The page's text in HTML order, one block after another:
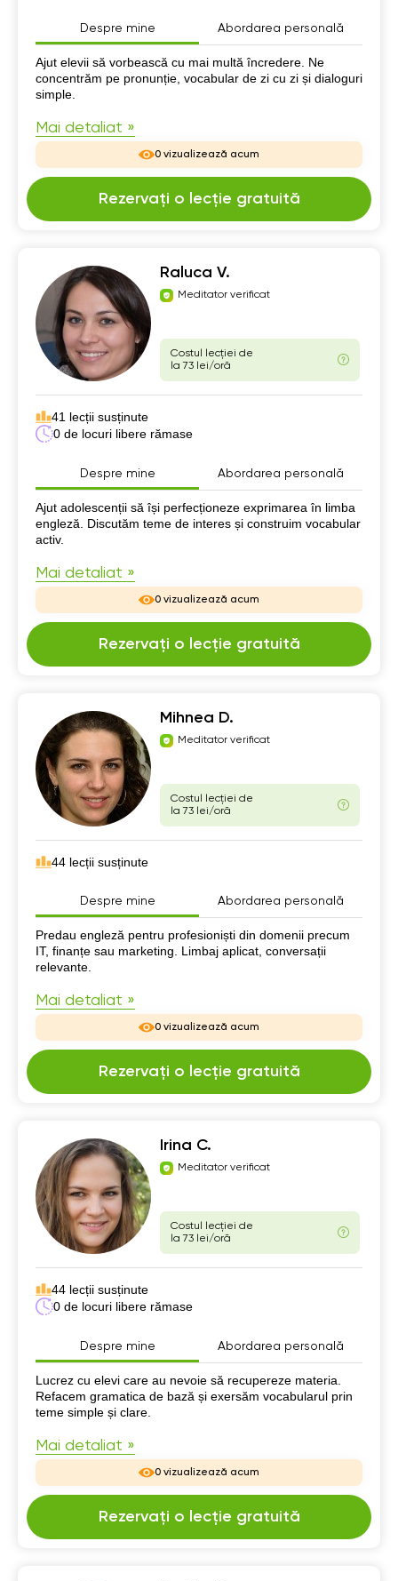
Despre mine Abordarea personală
Despre mine
Ajut elevii să vorbească cu mai multă încredere. Ne
concentrăm pe pronunție, vocabular de zi cu zi și dialoguri
simple.
Mai detaliat »
0 vizualizează acum
Rezervați o lecție gratuită
Raluca V.
Meditator verificat
Costul lecției de
la 73 lei/oră
41 lecții susținute
0 de locuri libere rămase
Despre mine Abordarea personală
Despre mine
Ajut adolescenții să își perfecționeze exprimarea în limba
engleză. Discutăm teme de interes și construim vocabular
activ.
Mai detaliat »
0 vizualizează acum
Rezervați o lecție gratuită
Mihnea D.
Meditator verificat
Costul lecției de
la 73 lei/oră
44 lecții susținute
Despre mine Abordarea personală
Despre mine
Predau engleză pentru profesioniști din domenii precum
IT, finanțe sau marketing. Limbaj aplicat, conversații
relevante.
Mai detaliat »
0 vizualizează acum
Rezervați o lecție gratuită
Irina C.
Meditator verificat
Costul lecției de
la 73 lei/oră
44 lecții susținute
0 de locuri libere rămase
Despre mine Abordarea personală
Despre mine
Lucrez cu elevi care au nevoie să recupereze materia.
Refacem gramatica de bază și exersăm vocabularul prin
teme simple și clare.
Mai detaliat »
0 vizualizează acum
Rezervați o lecție gratuită